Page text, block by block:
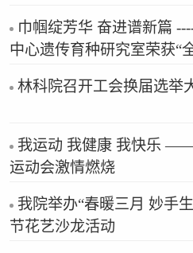
巾帼绽芳华 奋进谱新篇
中心遗传育种研究室荣获“
林科院召开工会换届选举
我运动 我健康 我快乐
运动会激情燃烧
我院举办“春暖三月 妙手
节花艺沙龙活动